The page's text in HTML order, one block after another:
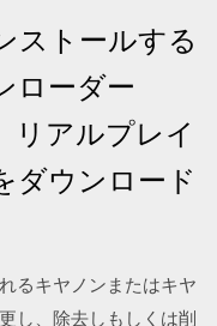
ストールする
ローダー
リアルプレイ
ダウンロード
るキヤノンまたはキヤ
し、除去しもしくは削